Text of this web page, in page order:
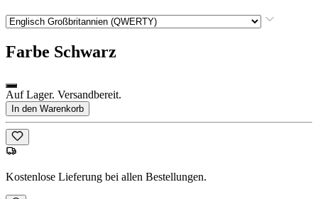
Farbe Schwarz
Auf Lager. Versandbereit.
In den Warenkorb
Kostenlose Lieferung bei allen Bestellungen.